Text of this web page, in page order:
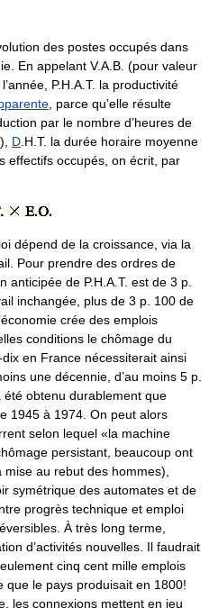
des postes occupés dans
En appelant V.A.B. (pour valeur
P.H.A.T. la productivité
, parce qu’elle résulte
par le nombre d’heures de
D .H.T. la durée horaire moyenne
effectifs occupés, on écrit, par
dépend de la croissance, via la
Pour prendre des ordres de
anticipée de P.H.A.T. est de 3 p.
inchangée, plus de 3 p. 100 de
crée des emplois
conditions le chômage du
en France nécessiterait ainsi
une décennie, d’au moins 5 p.
été obtenu durablement que
1945 à 1974. On peut alors
selon lequel «la machine
persistant, beaucoup ont
au rebut des hommes),
symétrique des automates et de
progrès technique et emploi
À très long terme,
d’activités nouvelles. Il faudrait
cinq cent mille emplois
que le pays produisait en 1800!
les connexions mettent en jeu